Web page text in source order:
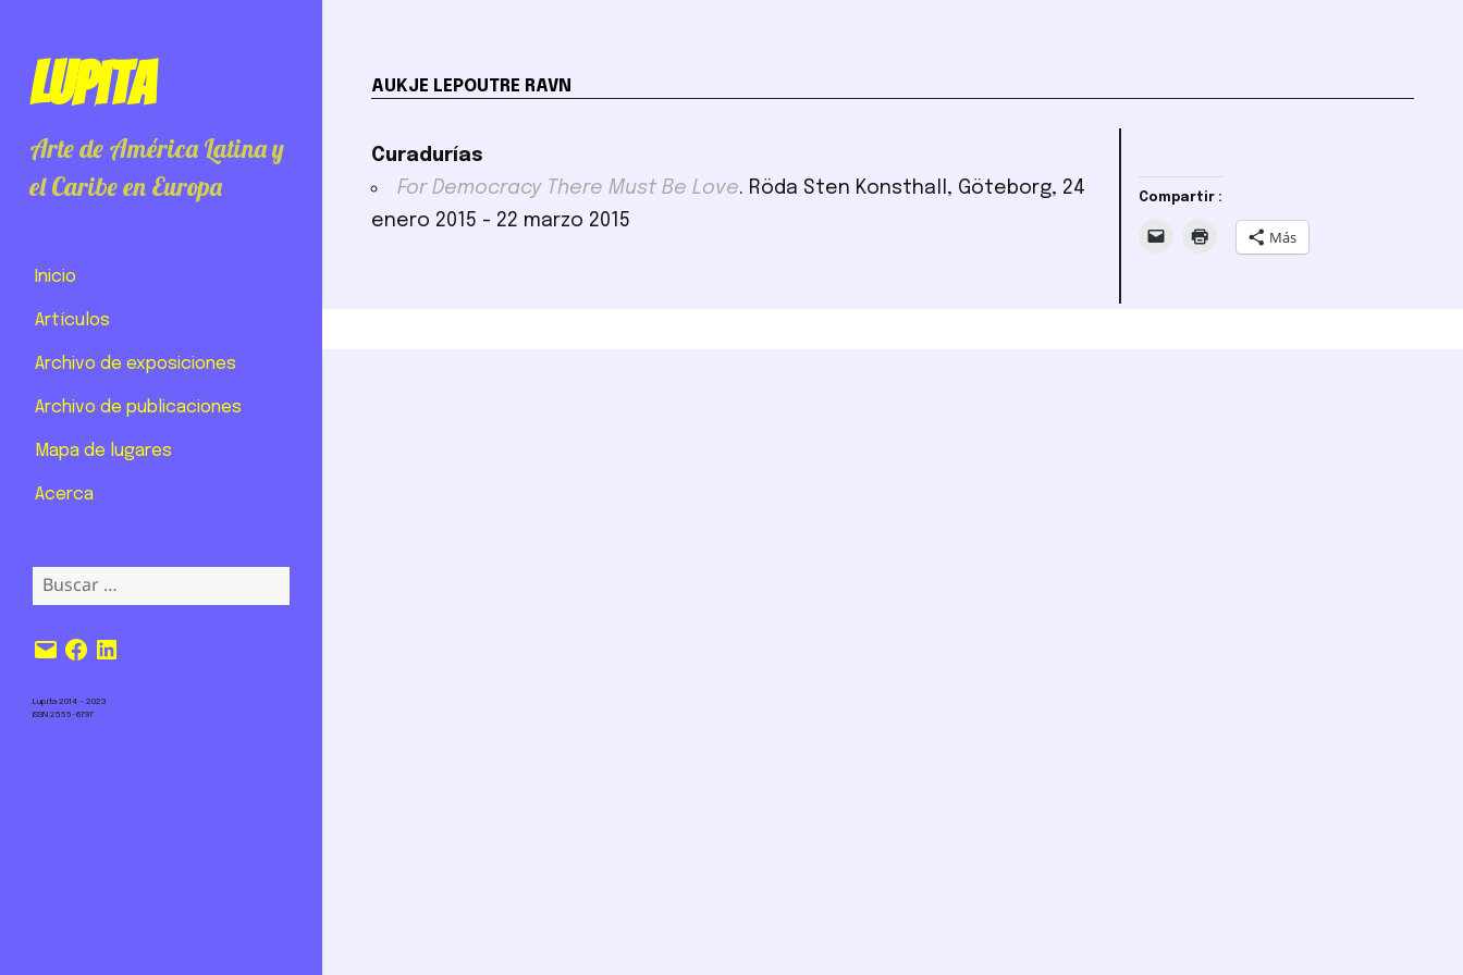
Lupita
Arte de América Latina y
el Caribe en Europa
Inicio
Artículos
Archivo de exposiciones
Archivo de publicaciones
Mapa de lugares
Acerca
Buscar:
Correo
electrónico
Facebook
LinkedIn
Lupita 2014 – 2023
ISSN 2555-6797
AUKJE LEPOUTRE RAVN
Curadurías
For Democracy There Must Be Love. Röda Sten Konsthall, Göteborg, 24
enero 2015 - 22 marzo 2015
Compartir :
Más